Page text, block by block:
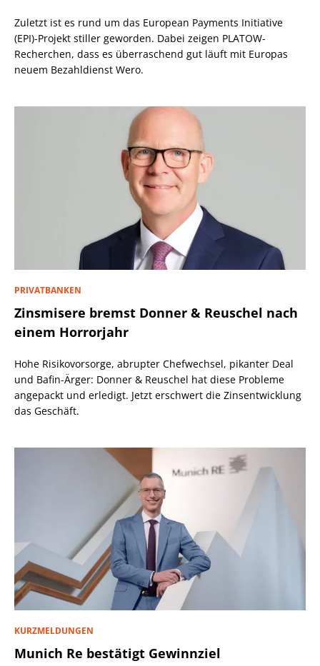
Zuletzt ist es rund um das European Payments Initiative
(EPI)-Projekt stiller geworden. Dabei zeigen PLATOW-
Recherchen, dass es überraschend gut läuft mit Europas
neuem Bezahldienst Wero.
PRIVATBANKEN
Zinsmisere bremst Donner & Reuschel nach
einem Horrorjahr
Hohe Risikovorsorge, abrupter Chefwechsel, pikanter Deal
und Bafin-Ärger: Donner & Reuschel hat diese Probleme
angepackt und erledigt. Jetzt erschwert die Zinsentwicklung
das Geschäft.
KURZMELDUNGEN
Munich Re bestätigt Gewinnziel